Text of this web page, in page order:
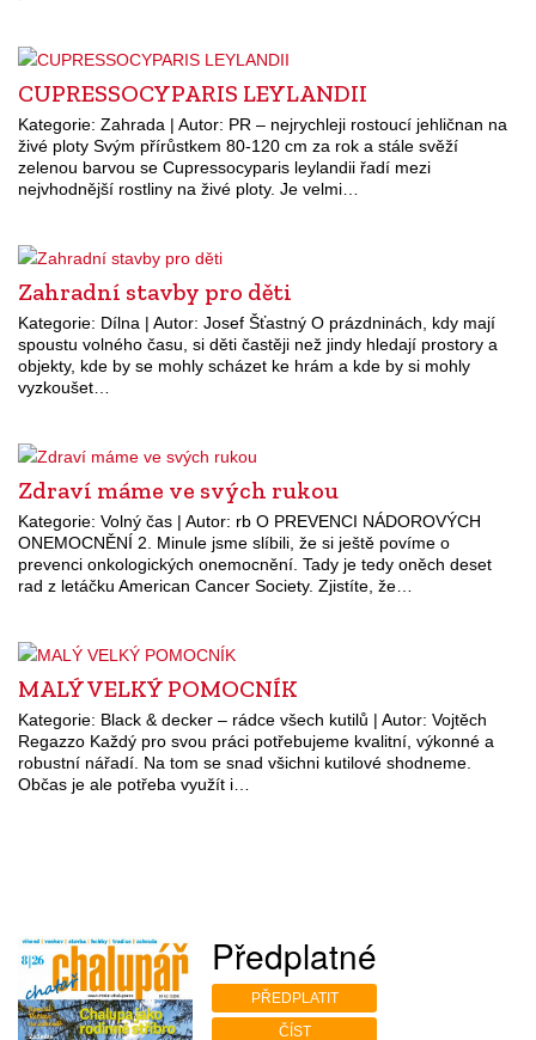
CUPRESSOCYPARIS LEYLANDII
Kategorie: Zahrada | Autor: PR – nejrychleji rostoucí jehličnan na
živé ploty Svým přírůstkem 80-120 cm za rok a stále svěží
zelenou barvou se Cupressocyparis leylandii řadí mezi
nejvhodnější rostliny na živé ploty. Je velmi…
Zahradní stavby pro děti
Kategorie: Dílna | Autor: Josef Šťastný O prázdninách, kdy mají
spoustu volného času, si děti častěji než jindy hledají prostory a
objekty, kde by se mohly scházet ke hrám a kde by si mohly
vyzkoušet…
Zdraví máme ve svých rukou
Kategorie: Volný čas | Autor: rb O PREVENCI NÁDOROVÝCH
ONEMOCNĚNÍ 2. Minule jsme slíbili, že si ještě povíme o
prevenci onkologických onemocnění. Tady je tedy oněch deset
rad z letáčku American Cancer Society. Zjistíte, že…
MALÝ VELKÝ POMOCNÍK
Kategorie: Black & decker – rádce všech kutilů | Autor: Vojtěch
Regazzo Každý pro svou práci potřebujeme kvalitní, výkonné a
robustní nářadí. Na tom se snad všichni kutilové shodneme.
Občas je ale potřeba využít i…
Předplatné
PŘEDPLATIT
ČÍST